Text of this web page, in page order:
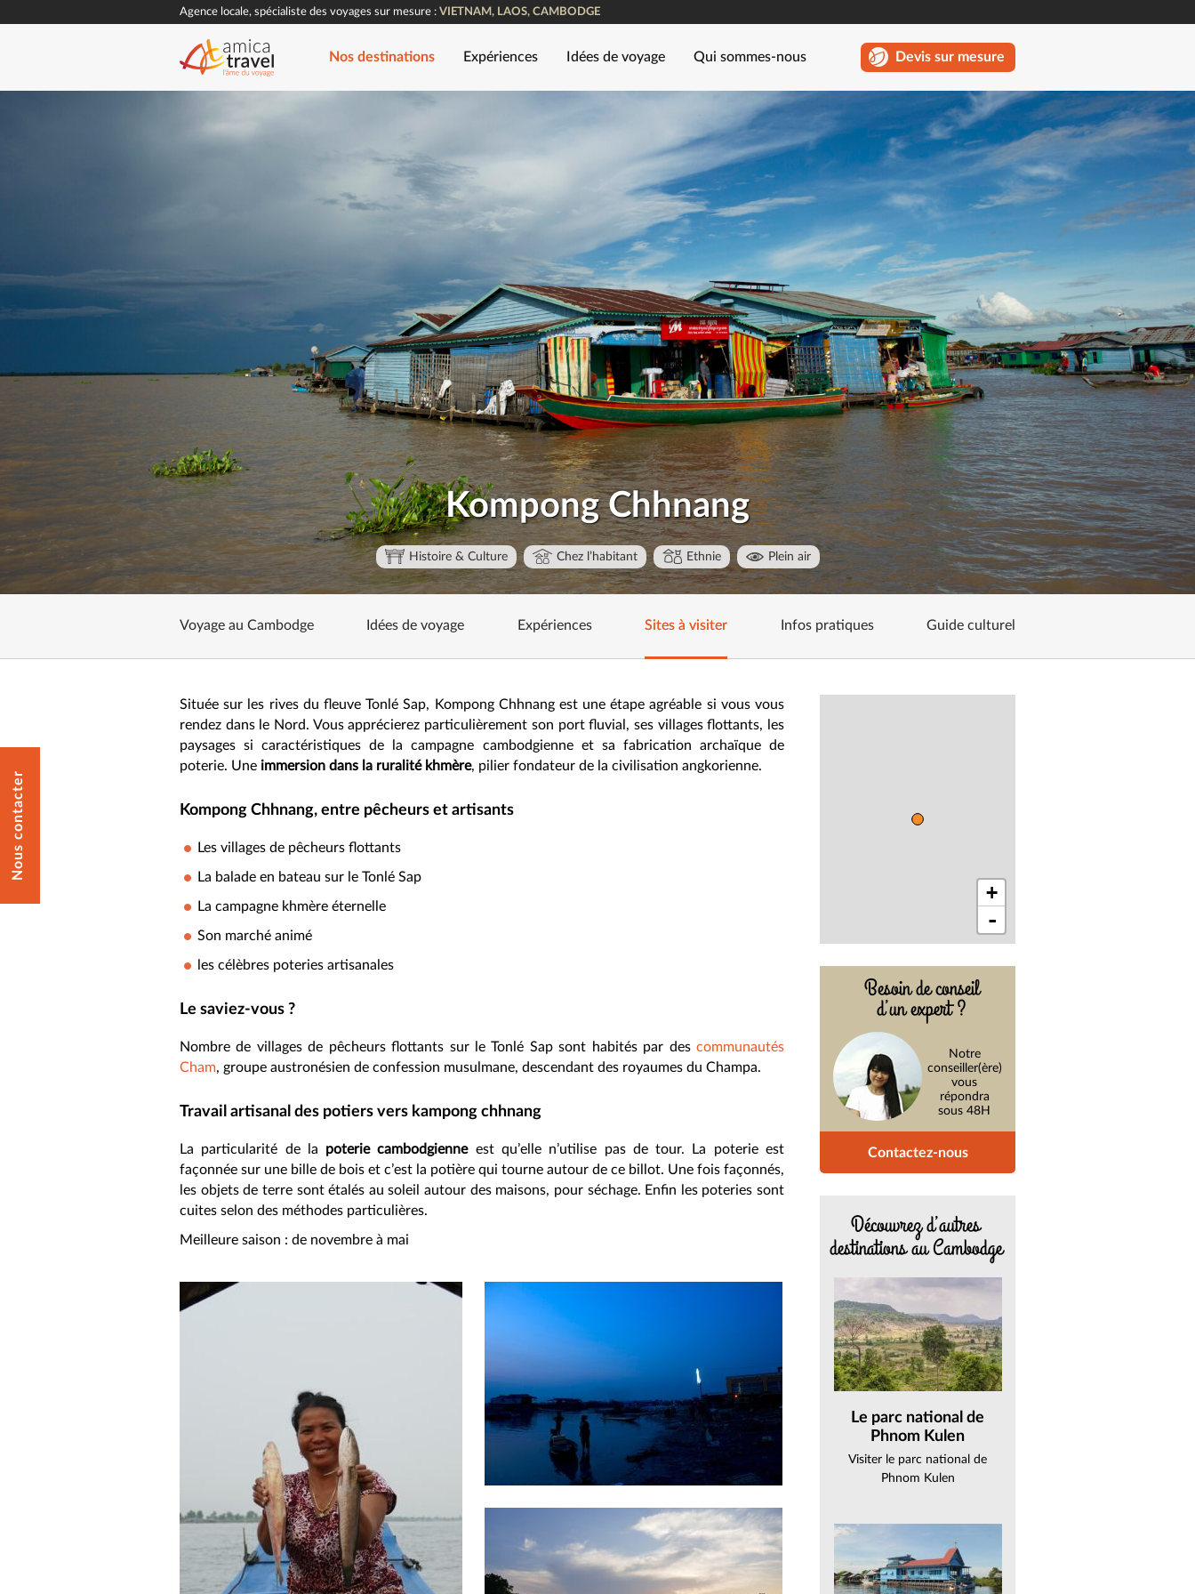
Nous contacter
Agence locale, spécialiste des voyages sur mesure : VIETNAM, LAOS, CAMBODGE
Nos destinations Expériences Idées de voyage Qui sommes-nous Devis sur mesure
Kompong Chhnang
Histoire & Culture Chez l’habitant Ethnie Plein air
Voyage au Cambodge Idées de voyage Expériences Sites à visiter Infos pratiques Guide culturel
Située sur les rives du fleuve Tonlé Sap, Kompong Chhnang est une étape agréable si vous vous
rendez dans le Nord. Vous apprécierez particulièrement son port fluvial, ses villages flottants, les
paysages si caractéristiques de la campagne cambodgienne et sa fabrication archaïque de
poterie. Une immersion dans la ruralité khmère, pilier fondateur de la civilisation angkorienne.
Kompong Chhnang, entre pêcheurs et artisants
Les villages de pêcheurs flottants
La balade en bateau sur le Tonlé Sap
La campagne khmère éternelle
Son marché animé
les célèbres poteries artisanales
Le saviez-vous ?
Nombre de villages de pêcheurs flottants sur le Tonlé Sap sont habités par des communautés
Cham, groupe austronésien de confession musulmane, descendant des royaumes du Champa.
Travail artisanal des potiers vers kampong chhnang
La particularité de la poterie cambodgienneest qu’elle n’utilise pas de tour. La poterie est
façonnée sur une bille de bois et c’est la potière qui tourne autour de ce billot. Une fois façonnés,
les objets de terre sont étalés au soleil autour des maisons, pour séchage. Enfin les poteries sont
cuites selon des méthodes particulières.
Meilleure saison : de novembre à mai
+
-
Besoin de conseil
d’un expert ?
Notre
conseiller(ère)
vous
répondra
sous 48H
Contactez-nous
Découvrez d’autres
destinations au Cambodge
Le parc national de
Phnom Kulen
Visiter le parc national de
Phnom Kulen